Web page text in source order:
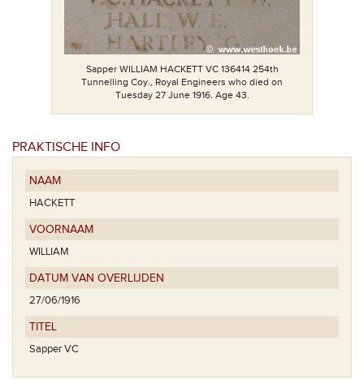
Sapper WILLIAM HACKETT VC 136414 254th
Tunnelling Coy., Royal Engineers who died on
Tuesday 27 June 1916. Age 43.
PRAKTISCHE INFO
NAAM
HACKETT
VOORNAAM
WILLIAM
DATUM VAN OVERLIJDEN
27/06/1916
TITEL
Sapper VC